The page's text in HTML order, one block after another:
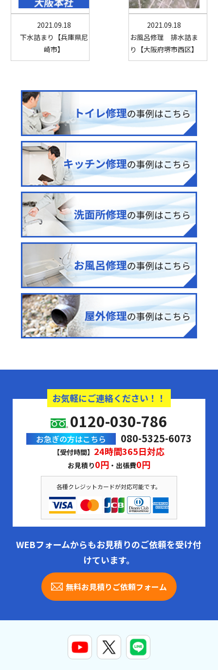
2021.09.18
下水詰まり【兵庫県尼
崎市】
2021.09.18
お風呂修理 排水詰ま
り【大阪府堺市西区】
お気軽にご連絡ください！！
0120-030-786
お急ぎの方はこちら 080-5325-6073
【受付時間】 24時間365日対応
お見積り0円 ・出張費0円
各種クレジットカードが対応可能です。
WEBフォームからもお見積りのご依頼を受け付
けています。
無料お見積りご依頼フォーム